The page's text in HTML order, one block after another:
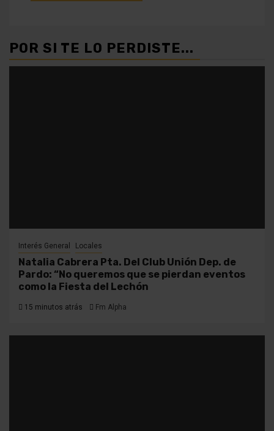
POR SI TE LO PERDISTE...
Interés General Locales
Natalia Cabrera Pta. Del Club Unión Dep. de
Pardo: “No queremos que se pierdan eventos
como la Fiesta del Lechón
15 minutos atrás Fm Alpha